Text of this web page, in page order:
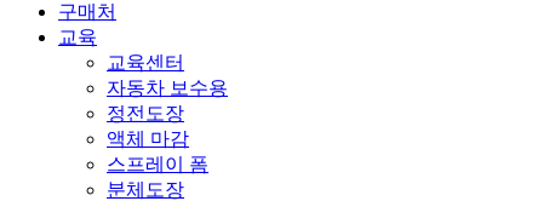
구매처
교육
교육센터
자동차 보수용
정전도장
액체 마감
스프레이 폼
분체도장